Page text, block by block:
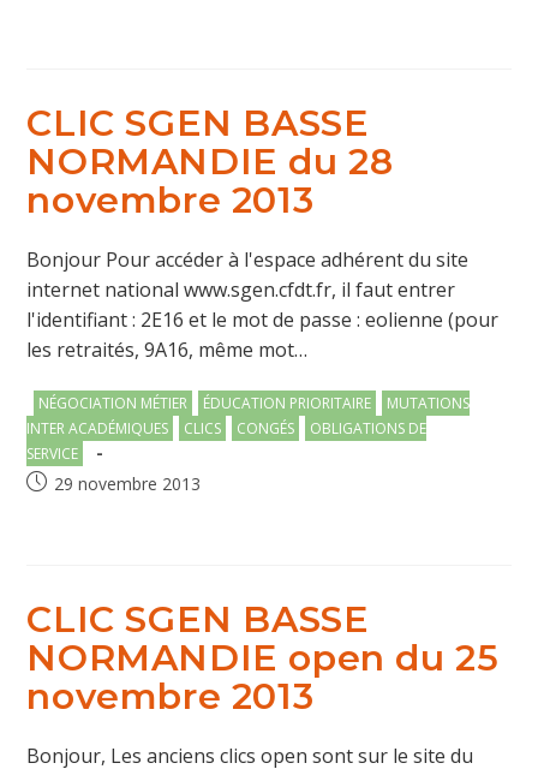
CLIC SGEN BASSE
NORMANDIE du 28
novembre 2013
Bonjour Pour accéder à l'espace adhérent du site
internet national www.sgen.cfdt.fr, il faut entrer
l'identifiant : 2E16 et le mot de passe : eolienne (pour
les retraités, 9A16, même mot…
Post
category:
NÉGOCIATION MÉTIER ÉDUCATION PRIORITAIRE
MUTATIONS
INTER ACADÉMIQUES
CLICS CONGÉS
OBLIGATIONS DE
SERVICE
Publication
29 novembre 2013
CLIC SGEN BASSE
NORMANDIE open du 25
novembre 2013
Bonjour, Les anciens clics open sont sur le site du